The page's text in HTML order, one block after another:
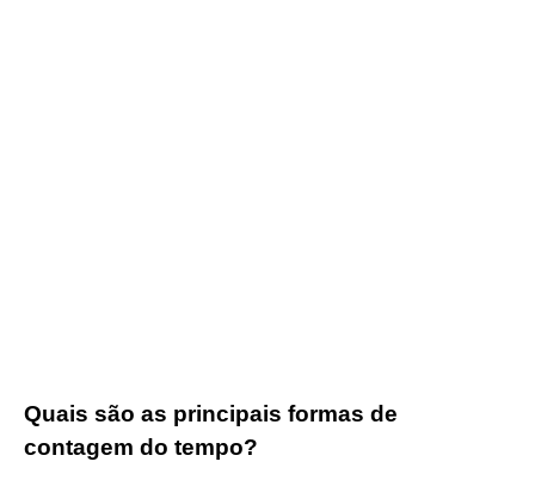
Quais são as principais formas de
contagem do tempo?